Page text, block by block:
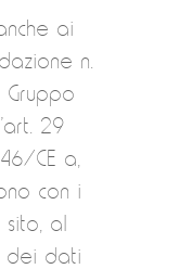
ai
n.
29
CE a,
con i
al
dei dati